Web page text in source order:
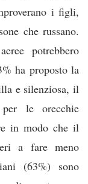
i figli,
che russano.
potrebbero
ha proposto la
e silenziosa, il
le orecchie
in modo che il
a fare meno
(63%) sono